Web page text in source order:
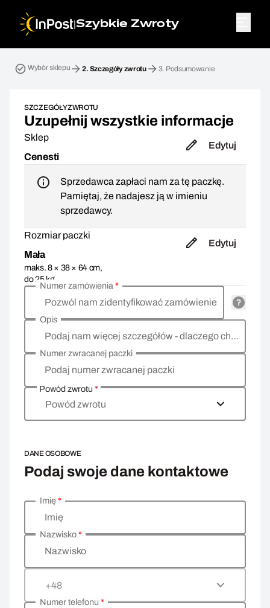
|Szybkie Zwroty
Wybór sklepu 2. Szczegóły zwrotu 3. Podsumowanie
SZCZEGÓŁY ZWROTU
Uzupełnij wszystkie informacje
Sklep
Cenesti
Edytuj
Sprzedawca zapłaci nam za tę paczkę.
Pamiętaj, że nadajesz ją w imieniu
sprzedawcy.
Rozmiar paczki
Mała
maks. 8 × 38 × 64 cm,
do 25 kg
Edytuj
Pozwól nam zidentyfikować zamówienie
Numer zamówienia*
Podaj nam więcej szczegółów - dlaczego chcesz zwrócić towar, co jest powodem?
Opis
Podaj numer zwracanej paczki
Numer zwracanej paczki
Powód zwrotu*
Powód zwrotu
DANE OSOBOWE
Podaj swoje dane kontaktowe
Wprowadź swoje dane osobowe
Imię
Imię*
Nazwisko
Nazwisko*
+48
Numer telefonu *